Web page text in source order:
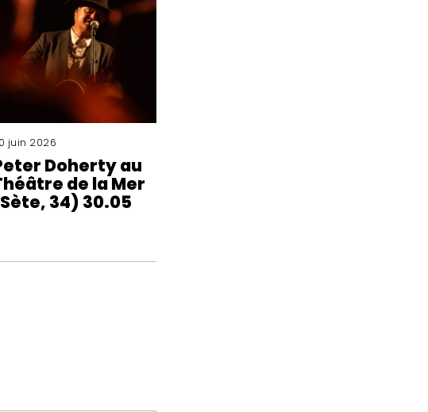
juin 2026
Doherty au
de la Mer
34) 30.05